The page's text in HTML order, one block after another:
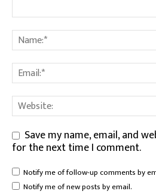
Save my name, email, and
for the next time I comment.
Notify me of follow-up comments by
Notify me of new posts by email.